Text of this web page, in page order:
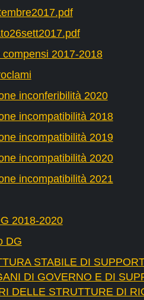
compensi 2017-2018
inconferibilità 2020
incompatibilità 2018
incompatibilità 2019
incompatibilità 2020
incompatibilità 2021
2018-2020
DG
STABILE DI
DI GOVERNO E DI
DELLE STRUTTURE DI